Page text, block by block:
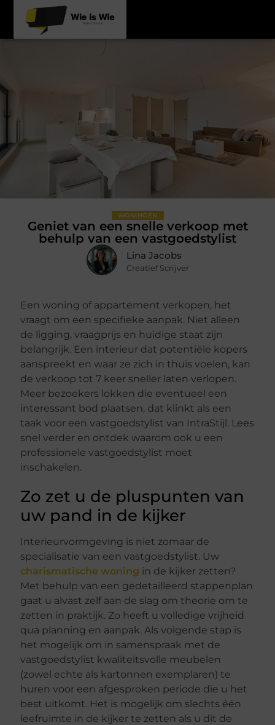
WONINGEN
Geniet van een snelle verkoop met
behulp van een vastgoedstylist
Lina Jacobs
Creatief Scrijver
Een woning of appartement verkopen, het
vraagt om een specifieke aanpak. Niet alleen
de ligging, vraagprijs en huidige staat zijn
belangrijk. Een interieur dat potentiële kopers
aanspreekt en waar ze zich in thuis voelen, kan
de verkoop tot 7 keer sneller laten verlopen.
Meer bezoekers lokken die eventueel een
interessant bod plaatsen, dat klinkt als een
taak voor een vastgoedstylist van IntraStijl. Lees
snel verder en ontdek waarom ook u een
professionele vastgoedstylist moet
inschakelen.
Zo zet u de pluspunten van
uw pand in de kijker
Interieurvormgeving is niet zomaar de
specialisatie van een vastgoedstylist. Uw
charismatische woning in de kijker zetten?
Met behulp van een gedetailleerd stappenplan
gaat u alvast zelf aan de slag om theorie om te
zetten in praktijk. Zo heeft u volledige vrijheid
qua planning en aanpak. Als volgende stap is
het mogelijk om in samenspraak met de
vastgoedstylist kwaliteitsvolle meubelen
(zowel echte als kartonnen exemplaren) te
huren voor een afgesproken periode die u het
best uitkomt. Het is mogelijk om slechts één
leefruimte in de kijker te zetten als u dit de